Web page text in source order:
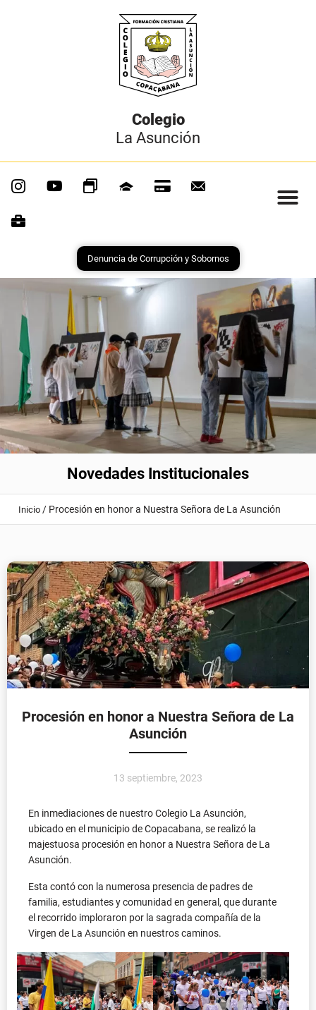
Colegio
La Asunción
Denuncia de Corrupción y Sobornos
Novedades Institucionales
Inicio / Procesión en honor a Nuestra Señora de La Asunción
Procesión en honor a Nuestra Señora de La
Asunción
13 septiembre, 2023
En inmediaciones de nuestro Colegio La Asunción,
ubicado en el municipio de Copacabana, se realizó la
majestuosa procesión en honor a Nuestra Señora de La
Asunción.
Esta contó con la numerosa presencia de padres de
familia, estudiantes y comunidad en general, que durante
el recorrido imploraron por la sagrada compañía de la
Virgen de La Asunción en nuestros caminos.